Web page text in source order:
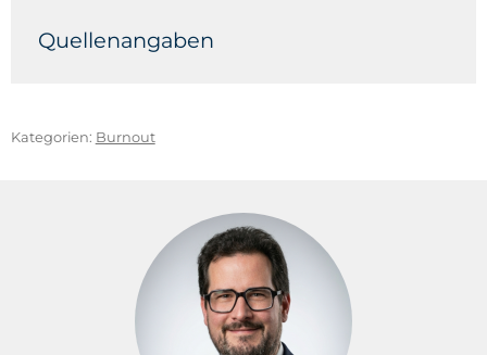
Quellenangaben
Wilz, G. & Pfeiffer, K. (2019).
Kategorien: Burnout